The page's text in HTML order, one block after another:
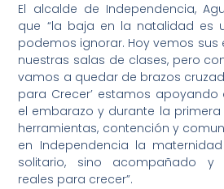
El alcalde de Independencia,
que “la baja en la natalidad es
podemos ignorar. Hoy vemos
nuestras salas de clases, pero
vamos a quedar de brazos
para Crecer’ estamos
el embarazo y durante la
herramientas, contención y
en Independencia la
solitario, sino acompañado y
reales para crecer”.